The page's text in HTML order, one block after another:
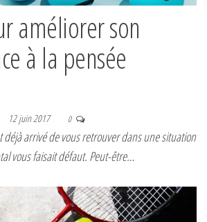
améliorer son
à la pensée
12 juin 2017 0
déjà arrivé de vous retrouver dans une situation
vous faisait défaut. Peut-être…